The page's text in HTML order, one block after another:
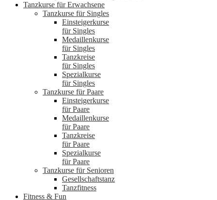
Tanzkurse für Erwachsene
Tanzkurse für Singles
Einsteigerkurse
für Singles
Medaillenkurse
für Singles
Tanzkreise
für Singles
Spezialkurse
für Singles
Tanzkurse für Paare
Einsteigerkurse
für Paare
Medaillenkurse
für Paare
Tanzkreise
für Paare
Spezialkurse
für Paare
Tanzkurse für Senioren
Gesellschaftstanz
Tanzfitness
Fitness & Fun